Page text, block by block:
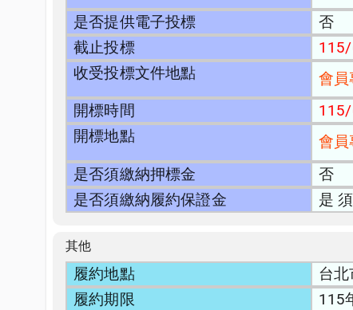
是否提供電子投標
否
截止投標
收受投標文件地點
會員
開標時間
開標地點
會員
是否須繳納押標金
否
是否須繳納履約保證金
是
其他
履約地點
台
履約期限
115